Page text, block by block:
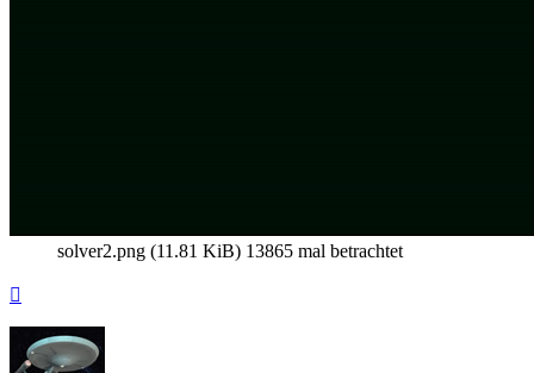
solver2.png (11.81 KiB) 13865 mal betrachtet